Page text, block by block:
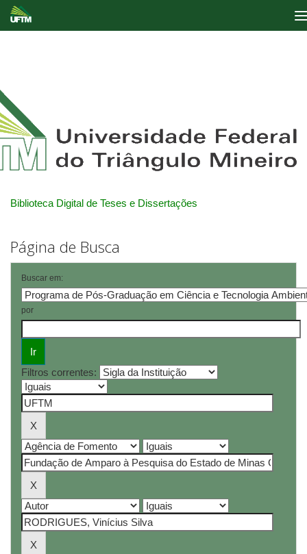
Biblioteca Digital de Teses e Dissertações
Página de Busca
Buscar em:
por
Filtros correntes: